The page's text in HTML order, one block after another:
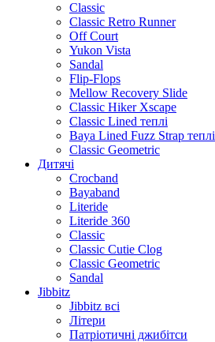
Classic
Classic Retro Runner
Off Court
Yukon Vista
Sandal
Flip-Flops
Mellow Recovery Slide
Classic Hiker Xscape
Classic Lined теплі
Baya Lined Fuzz Strap теплі
Classic Geometric
Дитячі
Crocband
Bayaband
Literide
Literide 360
Classic
Classic Cutie Clog
Classic Geometric
Sandal
Jibbitz
Jibbitz всі
Літери
Патріотичні джибітси